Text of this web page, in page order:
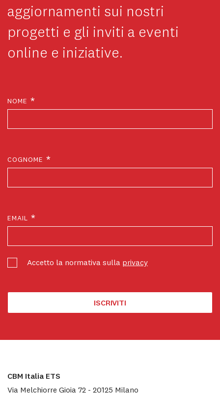
aggiornamenti sui nostri
progetti e gli inviti a eventi
online e iniziative.
NOME *
COGNOME *
EMAIL *
Accetto la normativa sulla privacy
ISCRIVITI
CBM Italia ETS
Via Melchiorre Gioia 72 - 20125 Milano